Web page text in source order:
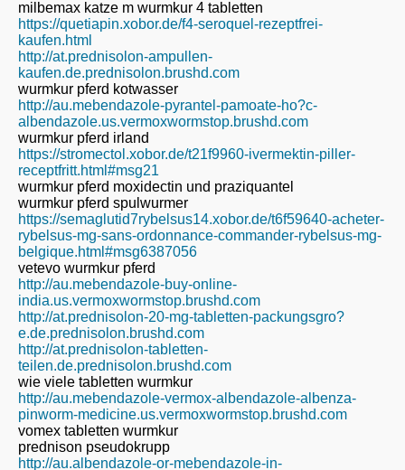
milbemax katze m wurmkur 4 tabletten
https://quetiapin.xobor.de/f4-seroquel-rezeptfrei-
kaufen.html
http://at.prednisolon-ampullen-
kaufen.de.prednisolon.brushd.com
wurmkur pferd kotwasser
http://au.mebendazole-pyrantel-pamoate-ho?c-
albendazole.us.vermoxwormstop.brushd.com
wurmkur pferd irland
https://stromectol.xobor.de/t21f9960-ivermektin-piller-
receptfritt.html#msg21
wurmkur pferd moxidectin und praziquantel
wurmkur pferd spulwurmer
https://semaglutid7rybelsus14.xobor.de/t6f59640-acheter-
rybelsus-mg-sans-ordonnance-commander-rybelsus-mg-
belgique.html#msg6387056
vetevo wurmkur pferd
http://au.mebendazole-buy-online-
india.us.vermoxwormstop.brushd.com
http://at.prednisolon-20-mg-tabletten-packungsgro?
e.de.prednisolon.brushd.com
http://at.prednisolon-tabletten-
teilen.de.prednisolon.brushd.com
wie viele tabletten wurmkur
http://au.mebendazole-vermox-albendazole-albenza-
pinworm-medicine.us.vermoxwormstop.brushd.com
vomex tabletten wurmkur
prednison pseudokrupp
http://au.albendazole-or-mebendazole-in-